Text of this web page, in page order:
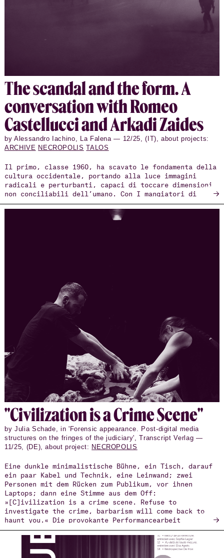
The scan­dal and the form. A
con­ver­sa­tion with Romeo
Castel­lucci and Arkadi Zaides
by Alessandro Iachino, La Falena — 12/25, (IT), about projects:
ARCHIVE NECROPOLIS TALOS
Il primo, classe 1960, ha scavato le fondamenta della
cultura occidentale, portando alla luce immagini
radicali e perturbanti, capaci di toccare dimensioni
non conciliabili dell’umano. Con I mangiatori di
patate, l’azione drammatica presentata nell’ambito
della Biennale Teatro 2025, Romeo Castellucci ha
condotto il pubblico in una labirintica esperienza
da Paul Klee – avanza inesorabilmente verso il
futuro, lasciando dietro di sé cumuli di macerie e
Il secondo, di quasi vent’anni anni più giovane, è
bielorusso per nascita, israeliano per cittadinanza,
francese per residenza: un coreografo la cui
esperienza di emigrazione e sconfinamento si è
tradotta in creazioni ibride, nelle quali la forza
del documento video si fonde e confonde con la
corporeità del performer. Al centro dell’indagine di
Zaides si stagliano con drammatica evidenza i drammi
della società occidentale: il conflitto israelo-
palestinese, l’emergenza ambientale, la tragedia dei
migranti morti davanti alle mura della Fortezza
Europa.
→
"Civ­i­liza­tion is a Crime Scene"
by Julia Schade, in 'Forensic appearance. Post-digital media
structures on the fringes of the judiciary', Transcript Verlag —
11/25, (DE), about project: NECROPOLIS
Eine dunkle minimalistische Bühne, ein Tisch, darauf
ein paar Kabel und Technik, eine Leinwand; zwei
Personen mit dem Rücken zum Publikum, vor ihnen
Laptops; dann eine Stimme aus dem Off:
»[C]ivilization is a crime scene. Refuse to
investigate the crime, barbarism will come back to
haunt you.« Die provokante Performancearbeit
Necropolis (2019–2024) des Choreografen Arkadi Zaides
ist zugleich künstlerisches wie politisch-
aktivistisches Projekt über den Tod Geflüchteter an
den Grenzen der Europäischen Union und formuliert mit
→